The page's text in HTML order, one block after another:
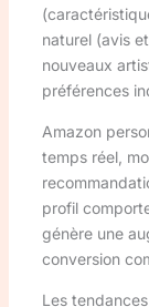
naturel (avis
nouveaux
préférences
Amazon
temps réel,
profil
génère une
conversion
Les